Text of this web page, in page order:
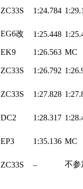
ZC33S 1:24.784
EG6改 1:25.448
EK9 1:26.563 MC
ZC33S 1:26.792
ZC33S 1:27.828
DC2 1:28.317
EP3 1:35.136 MC
ZC33S – 不参